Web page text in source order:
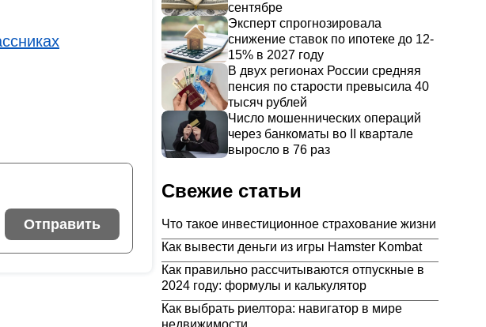
Отправить
сентябре
Эксперт спрогнозировала
снижение ставок по ипотеке до 12-
15% в 2027 году
В двух регионах России средняя
пенсия по старости превысила 40
тысяч рублей
Число мошеннических операций
через банкоматы во II квартале
выросло в 76 раз
Свежие статьи
Что такое инвестиционное страхование жизни
Как вывести деньги из игры Hamster Kombat
Как правильно рассчитываются отпускные в
2024 году: формулы и калькулятор
Как выбрать риелтора: навигатор в мире
недвижимости